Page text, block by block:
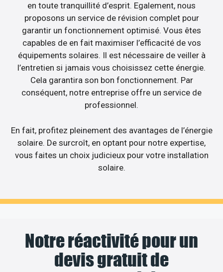
en toute tranquillité d’esprit. Egalement, nous
proposons un service de révision complet pour
garantir un fonctionnement optimisé. Vous êtes
capables de en fait maximiser l’efficacité de vos
équipements solaires. Il est nécessaire de veiller à
l’entretien si jamais vous choisissez cette énergie.
Cela garantira son bon fonctionnement. Par
conséquent, notre entreprise offre un service de
professionnel.
En fait, profitez pleinement des avantages de l’énergie
solaire. De surcroît, en optant pour notre expertise,
vous faites un choix judicieux pour votre installation
solaire.
Notre réactivité pour un
devis gratuit de